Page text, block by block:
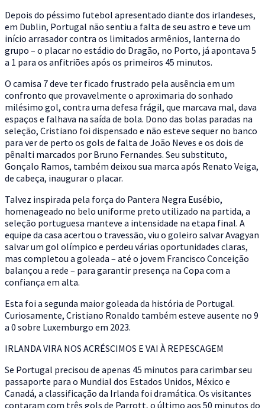
Depois do péssimo futebol apresentado diante dos irlandeses,
em Dublin, Portugal não sentiu a falta de seu astro e teve um
início arrasador contra os limitados armênios, lanterna do
grupo – o placar no estádio do Dragão, no Porto, já apontava 5
a 1 para os anfitriões após os primeiros 45 minutos.
O camisa 7 deve ter ficado frustrado pela ausência em um
confronto que provavelmente o aproximaria do sonhado
milésimo gol, contra uma defesa frágil, que marcava mal, dava
espaços e falhava na saída de bola. Dono das bolas paradas na
seleção, Cristiano foi dispensado e não esteve sequer no banco
para ver de perto os gols de falta de João Neves e os dois de
pênalti marcados por Bruno Fernandes. Seu substituto,
Gonçalo Ramos, também deixou sua marca após Renato Veiga,
de cabeça, inaugurar o placar.
Talvez inspirada pela força do Pantera Negra Eusébio,
homenageado no belo uniforme preto utilizado na partida, a
seleção portuguesa manteve a intensidade na etapa final. A
equipe da casa acertou o travessão, viu o goleiro salvar Avagyan
salvar um gol olímpico e perdeu várias oportunidades claras,
mas completou a goleada – até o jovem Francisco Conceição
balançou a rede – para garantir presença na Copa com a
confiança em alta.
Esta foi a segunda maior goleada da história de Portugal.
Curiosamente, Cristiano Ronaldo também esteve ausente no 9
a 0 sobre Luxemburgo em 2023.
IRLANDA VIRA NOS ACRÉSCIMOS E VAI À REPESCAGEM
Se Portugal precisou de apenas 45 minutos para carimbar seu
passaporte para o Mundial dos Estados Unidos, México e
Canadá, a classificação da Irlanda foi dramática. Os visitantes
contaram com três gols de Parrott, o último aos 50 minutos do